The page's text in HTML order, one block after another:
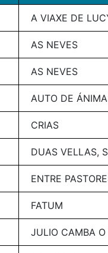
A VIAXE DE
AS NEVES
AS NEVES
AUTO DE
CRIAS
DUAS VELLAS,
ENTRE
FATUM
JULIO CAMBA O